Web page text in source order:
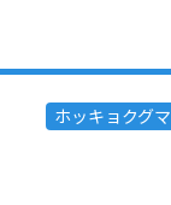
ホッキョクグマ